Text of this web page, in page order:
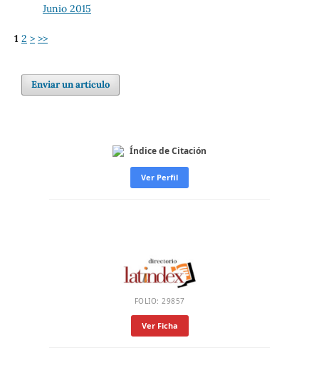
Junio 2015
1 2 > >>
Enviar un artículo
Índice de Citación
Ver Perfil
FOLIO: 29857
Ver Ficha